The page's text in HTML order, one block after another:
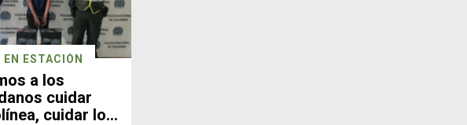
EN ESTACIÓN
a los
cuidar
cuidar lo